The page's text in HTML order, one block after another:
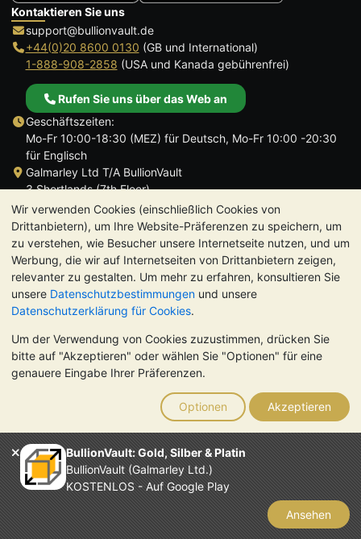
Wir verwenden Cookies (einschließlich Cookies von
Drittanbietern), um Ihre Website-Präferenzen zu speichern, um
zu verstehen, wie Besucher unsere Internetseite nutzen, und um
Werbung, die wir auf Internetseiten von Drittanbietern zeigen,
relevanter zu gestalten. Um mehr zu erfahren, konsultieren Sie
unsere Datenschutzbestimmungen und unsere
Datenschutzerklärung für Cookies.
Um der Verwendung von Cookies zuzustimmen, drücken Sie
bitte auf "Akzeptieren" oder wählen Sie "Optionen" für eine
genauere Eingabe Ihrer Präferenzen.
Optionen Akzeptieren
BullionVault: Gold, Silber & Platin
BullionVault (Galmarley Ltd.)
KOSTENLOS - Auf Google Play
Ansehen
Kontaktieren Sie uns
support@bullionvault.de
+44(0)20 8600 0130 (GB und International)
1-888-908-2858 (USA und Kanada gebührenfrei)
Rufen Sie uns über das Web an
Geschäftszeiten:
Mo-Fr 10:00-18:30 (MEZ) für Deutsch, Mo-Fr 10:00 -20:30
für Englisch
Galmarley Ltd T/A BullionVault
3 Shortlands (7th Floor)
Hammersmith
London
W6 8DA
Großbritannien
TrustScore 4.8 | 726 Bewertungen
BITTE BEACHTEN SIE: Der Wert von Edelmetallen kann sowohl
steigen als auch fallen. Historische Trends sind keine Garantie
für zukünftige Preisentwicklungen. Nichts auf den Webseiten
von BullionVault oder in der Kommunikation stellt eine
Anlageberatung dar. Sie sollten sich von einem Fachmann
beraten lassen, um zu sehen, ob der Besitz von Edelmetallen
das Richtige für Sie ist.
Galmarley Ltd. (Handelsname BullionVault) ist registriert in
England und Wales unter der Steuernummer 4943684
BullionVault Ltd © 2026